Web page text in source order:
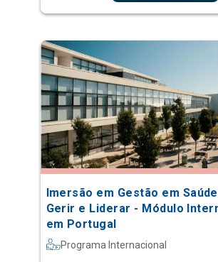
Imersão em Gestão em
Gerir e Liderar - Módulo
em Portugal
Programa Internacional